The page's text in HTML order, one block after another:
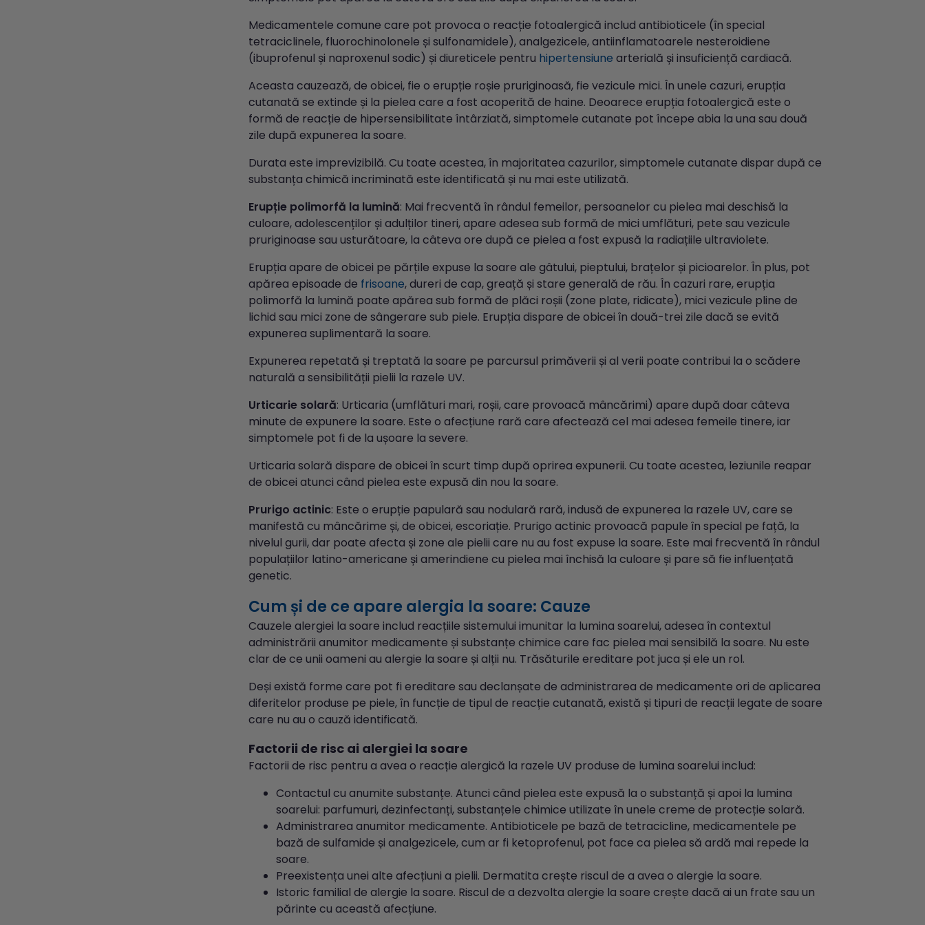
Medicamentele comune care pot provoca o reacție fotoalergică includ antibioticele (în special
tetraciclinele, fluorochinolonele și sulfonamidele), analgezicele, antiinflamatoarele nesteroidiene
(ibuprofenul și naproxenul sodic) și diureticele pentru hipertensiune arterială și insuficiență cardiacă.
Aceasta cauzează, de obicei, fie o erupție roșie pruriginoasă, fie vezicule mici. În unele cazuri, erupția
cutanată se extinde și la pielea care a fost acoperită de haine. Deoarece erupția fotoalergică este o
formă de reacție de hipersensibilitate întârziată, simptomele cutanate pot începe abia la una sau două
zile după expunerea la soare.
Durata este imprevizibilă. Cu toate acestea, în majoritatea cazurilor, simptomele cutanate dispar după ce
substanța chimică incriminată este identificată și nu mai este utilizată.
Erupție polimorfă la lumină: Mai frecventă în rândul femeilor, persoanelor cu pielea mai deschisă la
culoare, adolescenților și adulților tineri, apare adesea sub formă de mici umflături, pete sau vezicule
pruriginoase sau usturătoare, la câteva ore după ce pielea a fost expusă la radiațiile ultraviolete.
Erupția apare de obicei pe părțile expuse la soare ale gâtului, pieptului, brațelor și picioarelor. În plus, pot
apărea episoade de frisoane, dureri de cap, greață și stare generală de rău. În cazuri rare, erupția
polimorfă la lumină poate apărea sub formă de plăci roșii (zone plate, ridicate), mici vezicule pline de
lichid sau mici zone de sângerare sub piele. Erupția dispare de obicei în două-trei zile dacă se evită
expunerea suplimentară la soare.
Expunerea repetată și treptată la soare pe parcursul primăverii și al verii poate contribui la o scădere
naturală a sensibilității pielii la razele UV.
Urticarie solară: Urticaria (umflături mari, roșii, care provoacă mâncărimi) apare după doar câteva
minute de expunere la soare. Este o afecțiune rară care afectează cel mai adesea femeile tinere, iar
simptomele pot fi de la ușoare la severe.
Urticaria solară dispare de obicei în scurt timp după oprirea expunerii. Cu toate acestea, leziunile reapar
de obicei atunci când pielea este expusă din nou la soare.
Prurigo actinic: Este o erupție papulară sau nodulară rară, indusă de expunerea la razele UV, care se
manifestă cu mâncărime și, de obicei, escoriație. Prurigo actinic provoacă papule în special pe față, la
nivelul gurii, dar poate afecta și zone ale pielii care nu au fost expuse la soare. Este mai frecventă în rândul
populațiilor latino-americane și amerindiene cu pielea mai închisă la culoare și pare să fie influențată
genetic.
Cum și de ce apare alergia la soare: Cauze
Cauzele alergiei la soare includ reacțiile sistemului imunitar la lumina soarelui, adesea în contextul
administrării anumitor medicamente și substanțe chimice care fac pielea mai sensibilă la soare. Nu este
clar de ce unii oameni au alergie la soare și alții nu. Trăsăturile ereditare pot juca și ele un rol.
Deși există forme care pot fi ereditare sau declanșate de administrarea de medicamente ori de aplicarea
diferitelor produse pe piele, în funcție de tipul de reacție cutanată, există și tipuri de reacții legate de soare
care nu au o cauză identificată.
Factorii de risc ai alergiei la soare
Factorii de risc pentru a avea o reacție alergică la razele UV produse de lumina soarelui includ:
Contactul cu anumite substanțe. Atunci când pielea este expusă la o substanță și apoi la lumina
soarelui: parfumuri, dezinfectanți, substanțele chimice utilizate în unele creme de protecție solară.
Administrarea anumitor medicamente. Antibioticele pe bază de tetracicline, medicamentele pe
bază de sulfamide și analgezicele, cum ar fi ketoprofenul, pot face ca pielea să ardă mai repede la
soare.
Preexistența unei alte afecțiuni a pielii. Dermatita crește riscul de a avea o alergie la soare.
Istoric familial de alergie la soare. Riscul de a dezvolta alergie la soare crește dacă ai un frate sau un
părinte cu această afecțiune.